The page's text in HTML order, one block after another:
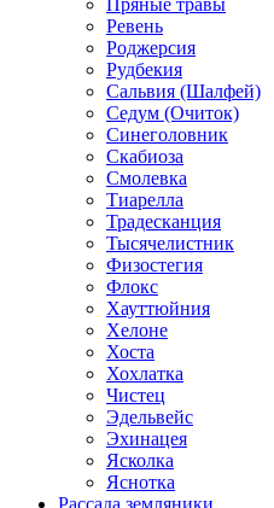
Пряные травы
Ревень
Роджерсия
Рудбекия
Сальвия (Шалфей)
Седум (Очиток)
Синеголовник
Скабиоза
Смолевка
Тиарелла
Традесканция
Тысячелистник
Физостегия
Флокс
Хауттюйния
Хелоне
Хоста
Хохлатка
Чистец
Эдельвейс
Эхинацея
Ясколка
Яснотка
Рассада земляники